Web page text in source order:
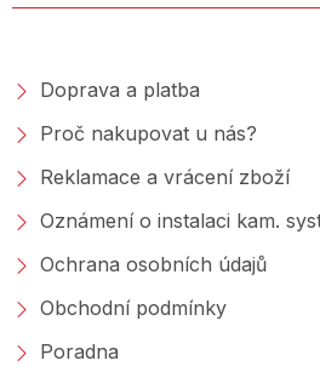
Doprava a platba
Proč nakupovat u nás?
Reklamace a vrácení zboží
Oznámení o instalaci kam.
Ochrana osobních údajů
Obchodní podmínky
Poradna